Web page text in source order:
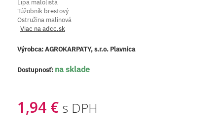
Lipa malolistá
Túžobník brestový
Ostružina malinová
Viac na adcc.sk
Výrobca:AGROKARPATY, s.r.o. Plavnica
Dostupnosť: na sklade
1,94 € s DPH